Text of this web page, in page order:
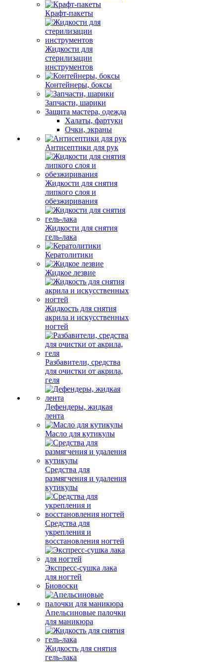
Крафт-пакеты
Жидкости для
стерилизации
инструментов
Контейнеры, боксы
Запчасти, шарики
Защита мастера, одежда
Халаты, фартуки
Очки, экраны
Антисептики для рук
Жидкости для снятия
липкого слоя и
обезжиривания
Жидкости для снятия
гель-лака
Кератолитики
Жидкое лезвие
Жидкость для снятия
акрила и искусственных
ногтей
Разбавители, средства
для очистки от акрила,
геля
Дефендеры, жидкая
лента
Масло для кутикулы
Средства для
размягчения и удаления
кутикулы
Средства для
укрепления и
восстановления ногтей
Экспресс-сушка лака
для ногтей
Биовоски
Апельсиновые палочки
для маникюра
Жидкость для снятия
гель-лака